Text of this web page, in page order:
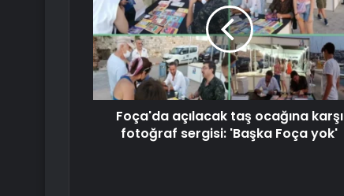
Foça'da açılacak taş ocağına karşı
fotoğraf sergisi: 'Başka Foça yok'